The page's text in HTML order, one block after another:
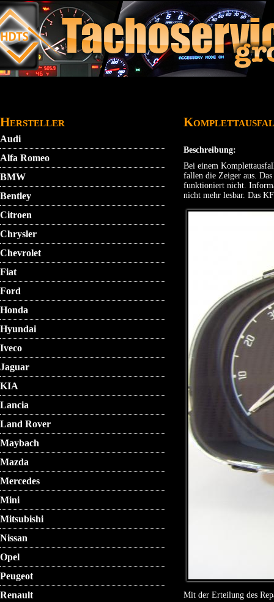
Direkt zum Inhalt
Hersteller
Audi
Alfa Romeo
BMW
Bentley
Citroen
Chrysler
Chevrolet
Fiat
Ford
Honda
Hyundai
Iveco
Jaguar
KIA
Lancia
Land Rover
Maybach
Mazda
Mercedes
Mini
Mitsubishi
Nissan
Opel
Peugeot
Renault
Beschreibung:
Bei einem
fallen die Zeiger aus.
funktioniert nicht.
nicht mehr lesbar. Das
Mit der Erteilung des